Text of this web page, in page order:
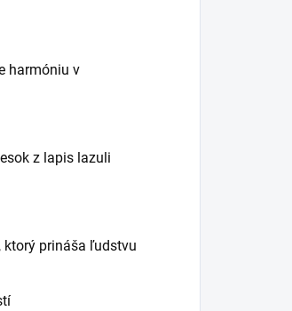
harmóniu v
z lapis lazuli
prináša ľudstvu